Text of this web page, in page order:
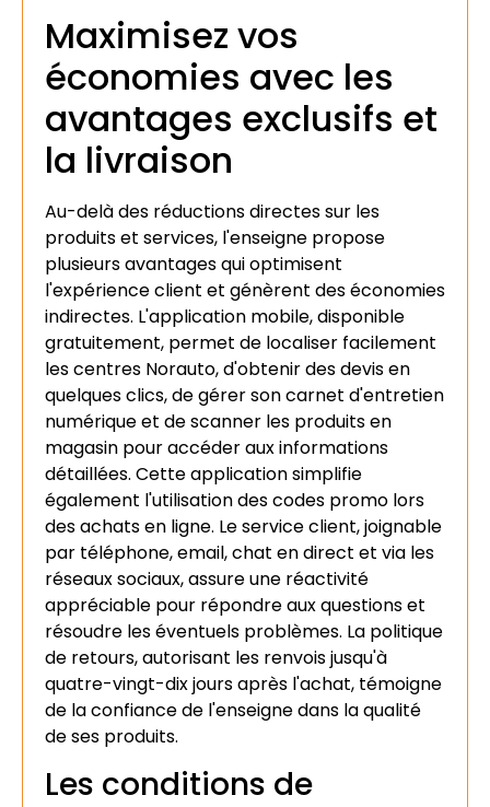
Maximisez vos
économies avec les
avantages exclusifs et
la livraison
Au-delà des réductions directes sur les
produits et services, l'enseigne propose
plusieurs avantages qui optimisent
l'expérience client et génèrent des économies
indirectes. L'application mobile, disponible
gratuitement, permet de localiser facilement
les centres Norauto, d'obtenir des devis en
quelques clics, de gérer son carnet d'entretien
numérique et de scanner les produits en
magasin pour accéder aux informations
détaillées. Cette application simplifie
également l'utilisation des codes promo lors
des achats en ligne. Le service client, joignable
par téléphone, email, chat en direct et via les
réseaux sociaux, assure une réactivité
appréciable pour répondre aux questions et
résoudre les éventuels problèmes. La politique
de retours, autorisant les renvois jusqu'à
quatre-vingt-dix jours après l'achat, témoigne
de la confiance de l'enseigne dans la qualité
de ses produits.
Les conditions de